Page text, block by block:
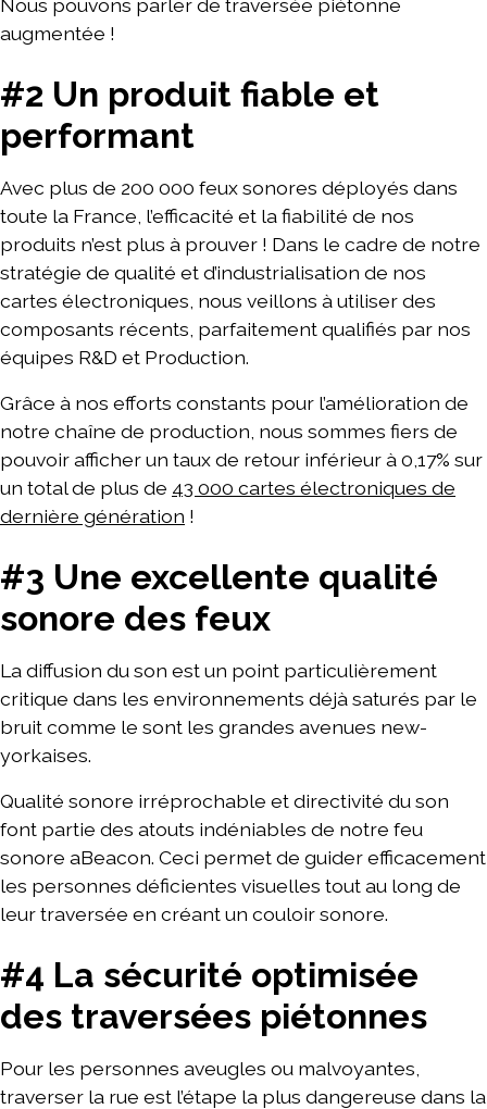
Nous pouvons parler de traversée piétonne
augmentée !
#2 Un produit fiable et
performant
Avec plus de 200 000 feux sonores déployés dans
toute la France, l’efficacité et la fiabilité de nos
produits n’est plus à prouver ! Dans le cadre de notre
stratégie de qualité et d’industrialisation de nos
cartes électroniques, nous veillons à utiliser des
composants récents, parfaitement qualifiés par nos
équipes R&D et Production.
Grâce à nos efforts constants pour l’amélioration de
notre chaîne de production, nous sommes fiers de
pouvoir afficher un taux de retour inférieur à 0,17% sur
un total de plus de 43 000 cartes électroniques de
dernière génération !
#3 Une excellente qualité
sonore des feux
La diffusion du son est un point particulièrement
critique dans les environnements déjà saturés par le
bruit comme le sont les grandes avenues new-
yorkaises.
Qualité sonore irréprochable et directivité du son
font partie des atouts indéniables de notre feu
sonore aBeacon. Ceci permet de guider efficacement
les personnes déficientes visuelles tout au long de
leur traversée en créant un couloir sonore.
#4 La sécurité optimisée
des traversées piétonnes
Pour les personnes aveugles ou malvoyantes,
traverser la rue est l’étape la plus dangereuse dans la